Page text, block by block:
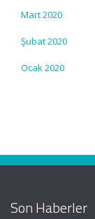
Mart 2020
Şubat 2020
Ocak 2020
Son Haberler